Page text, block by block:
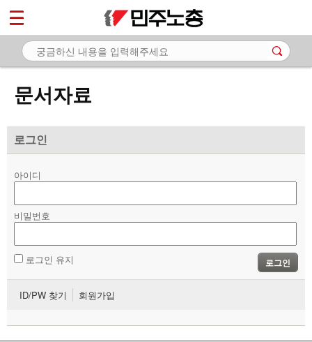
문서자료
로그인
아이디
비밀번호
로그인 유지 로그인
ID/PW 찾기 회원가입
마이페이지
소개
노동상담
자료
- 미디어자료
- 카드뉴스
부설기관